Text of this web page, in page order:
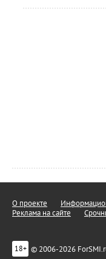
О проекте
Реклама на сайте
18+ © 2006-2026